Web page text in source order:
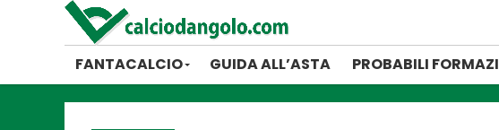
FANTACALCIO GUIDA ALL’ASTA PROBABILI